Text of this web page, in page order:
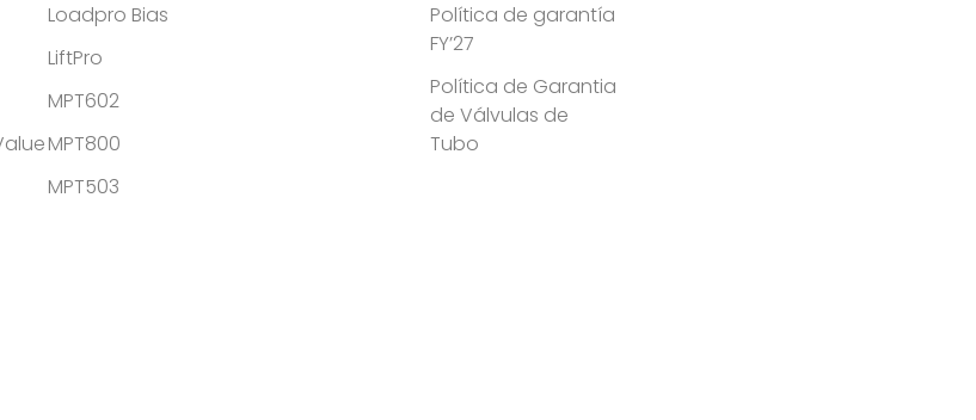
Loadpro Bias
LiftPro
MPT602
MPT800
MPT503
Política de garantía
FY’27
Política de Garantia
de Válvulas de
Tubo